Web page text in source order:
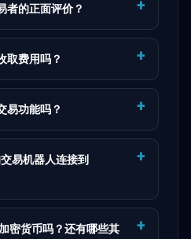
的正面评价？
取费用吗？
易功能吗？
易机器人连接到
密货币吗？还有哪些其